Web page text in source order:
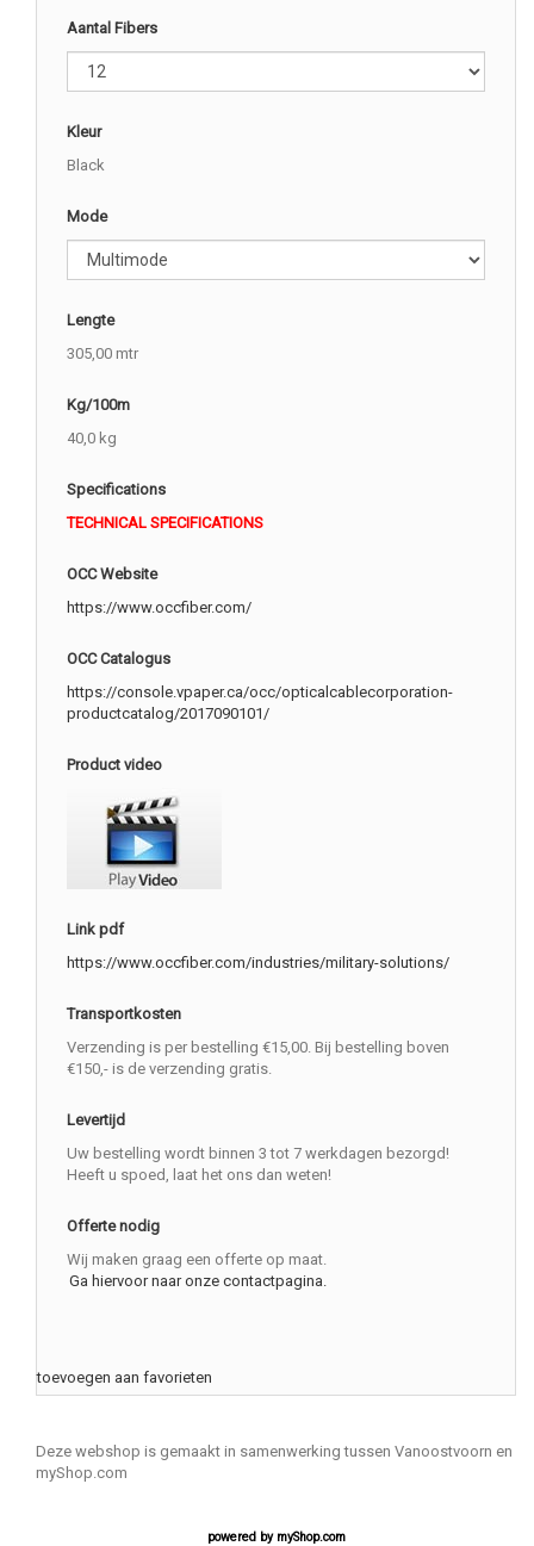
Aantal Fibers
Kleur
Black
Mode
Lengte
305,00 mtr
Kg/100m
40,0 kg
Specifications
TECHNICAL SPECIFICATIONS
OCC Website
https://www.occfiber.com/
OCC Catalogus
https://console.vpaper.ca/occ/opticalcablecorporation-
productcatalog/2017090101/
Product video
Link pdf
https://www.occfiber.com/industries/military-solutions/
Transportkosten
Verzending is per bestelling €15,00. Bij bestelling boven
€150,- is de verzending gratis.
Levertijd
Uw bestelling wordt binnen 3 tot 7 werkdagen bezorgd!
Heeft u spoed, laat het ons dan weten!
Offerte nodig
Wij maken graag een offerte op maat.
Ga hiervoor naar onze contactpagina.
toevoegen aan favorieten
Deze webshop is gemaakt in samenwerking tussen Vanoostvoorn en
myShop.com
powered by myShop.com